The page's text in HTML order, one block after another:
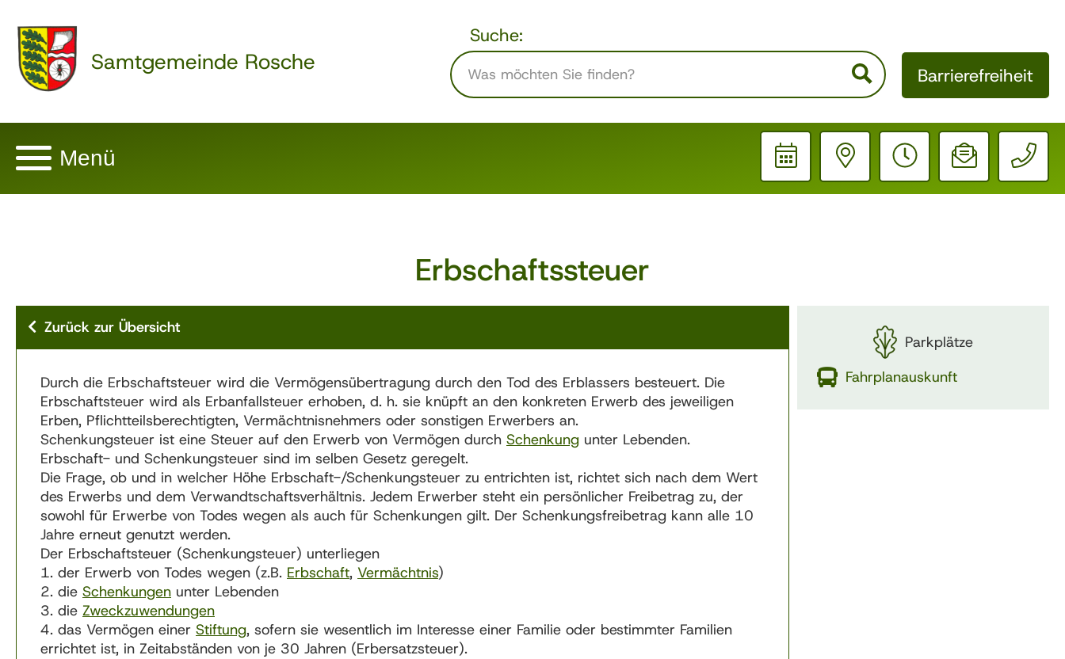
Samtgemeinde Rosche
Suche:
Barrierefreiheit
Schrift vergrößern
Ausgangsgröße
Helle Seite
Menü
Erbschaftssteuer
Zurück zur Übersicht
Durch die Erbschaftsteuer wird die Vermögensübertragung durch den Tod des Erblassers besteuert. Die
Erbschaftsteuer wird als Erbanfallsteuer erhoben, d. h. sie knüpft an den konkreten Erwerb des jeweiligen
Erben, Pflichtteilsberechtigten, Vermächtnisnehmers oder sonstigen Erwerbers an.
Schenkungsteuer ist eine Steuer auf den Erwerb von Vermögen durch Schenkung unter Lebenden.
Erbschaft- und Schenkungsteuer sind im selben Gesetz geregelt.
Die Frage, ob und in welcher Höhe Erbschaft-/Schenkungsteuer zu entrichten ist, richtet sich nach dem Wert
des Erwerbs und dem Verwandtschaftsverhältnis. Jedem Erwerber steht ein persönlicher Freibetrag zu, der
sowohl für Erwerbe von Todes wegen als auch für Schenkungen gilt. Der Schenkungsfreibetrag kann alle 10
Jahre erneut genutzt werden.
Der Erbschaftsteuer (Schenkungsteuer) unterliegen
der Erwerb von Todes wegen (z.B. Erbschaft, Vermächtnis)
die Schenkungen unter Lebenden
die Zweckzuwendungen
das Vermögen einer Stiftung, sofern sie wesentlich im Interesse einer Familie oder bestimmter Familien
errichtet ist, in Zeitabständen von je 30 Jahren (Erbersatzsteuer).
Parkplätze
Fahrplanauskunft